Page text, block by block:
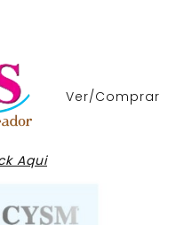
Ver/Comprar
Aqui